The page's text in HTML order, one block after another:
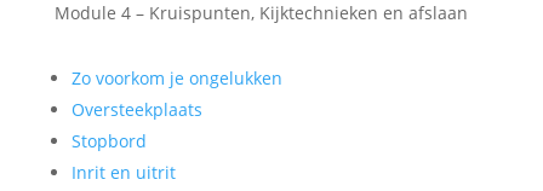
Module 4 – Kruispunten, Kijktechnieken en afslaan
Zo voorkom je ongelukken
Oversteekplaats
Stopbord
Inrit en uitrit